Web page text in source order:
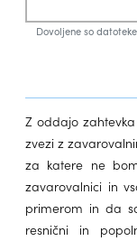
Dovoljene so
Z oddajo
zvezi z
za katere ne
zavarovalnici in
primerom in da
resnični in